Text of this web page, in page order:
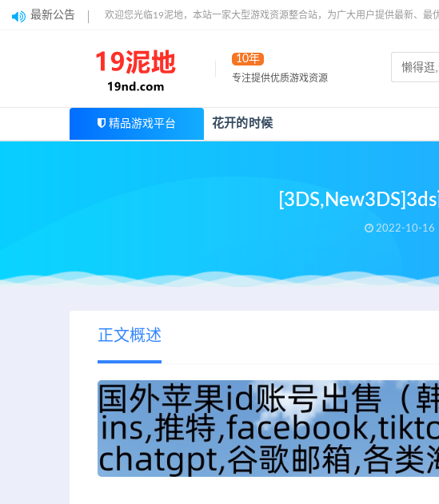
最新公告 欢迎您光临19泥地，本站一家大型游戏资源整合站，为广大用户提供最新、最
10年
专注提供优质游戏资源
精品游戏平台 花开的时候
2022-10-16
正文概述